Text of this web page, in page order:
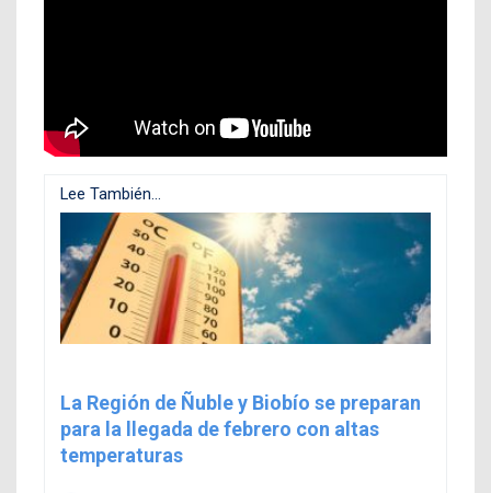
Lee También...
La Región de Ñuble y Biobío se preparan
para la llegada de febrero con altas
temperaturas